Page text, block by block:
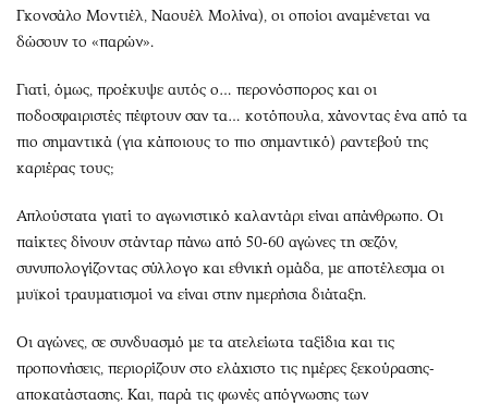
Γκονσάλο Μοντιέλ, Ναουέλ Μολίνα), οι οποίοι αναμένεται να
δώσουν το «παρών».
Γιατί, όμως, προέκυψε αυτός ο… περονόσπορος και οι
ποδοσφαιριστές πέφτουν σαν τα… κοτόπουλα, χάνοντας ένα από τα
πιο σημαντικά (για κάποιους το πιο σημαντικό) ραντεβού της
καριέρας τους;
Απλούστατα γιατί το αγωνιστικό καλαντάρι είναι απάνθρωπο. Οι
παίκτες δίνουν στάνταρ πάνω από 50-60 αγώνες τη σεζόν,
συνυπολογίζοντας σύλλογο και εθνική ομάδα, με αποτέλεσμα οι
μυϊκοί τραυματισμοί να είναι στην ημερήσια διάταξη.
Οι αγώνες, σε συνδυασμό με τα ατελείωτα ταξίδια και τις
προπονήσεις, περιορίζουν στο ελάχιστο τις ημέρες ξεκούρασης-
αποκατάστασης. Και, παρά τις φωνές απόγνωσης των